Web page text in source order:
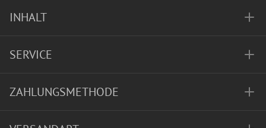
INHALT
SERVICE
ZAHLUNGSMETHODE